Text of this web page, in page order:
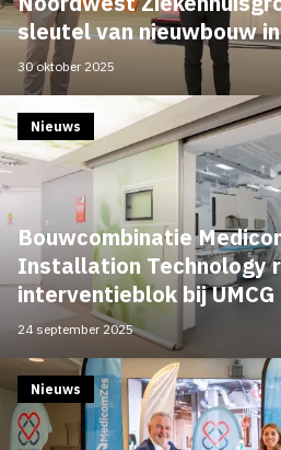
sleutel van nieuwbouw
30 oktober 2025
Bouwcombinatie
Installation Technology
interventieblok bij UMCG
Nieuws
24 september 2025
Nieuws